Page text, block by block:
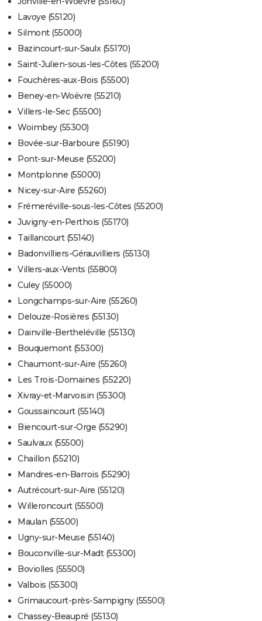
Lavoye (55120)
Silmont (55000)
Bazincourt-sur-Saulx (55170)
Saint-Julien-sous-les-Côtes (55200)
Fouchères-aux-Bois (55500)
Beney-en-Woëvre (55210)
Villers-le-Sec (55500)
Woimbey (55300)
Bovée-sur-Barboure (55190)
Pont-sur-Meuse (55200)
Montplonne (55000)
Nicey-sur-Aire (55260)
Frémeréville-sous-les-Côtes (55200)
Juvigny-en-Perthois (55170)
Taillancourt (55140)
Badonvilliers-Gérauvilliers (55130)
Villers-aux-Vents (55800)
Culey (55000)
Longchamps-sur-Aire (55260)
Delouze-Rosières (55130)
Dainville-Bertheléville (55130)
Bouquemont (55300)
Chaumont-sur-Aire (55260)
Les Trois-Domaines (55220)
Xivray-et-Marvoisin (55300)
Goussaincourt (55140)
Biencourt-sur-Orge (55290)
Saulvaux (55500)
Chaillon (55210)
Mandres-en-Barrois (55290)
Autrécourt-sur-Aire (55120)
Willeroncourt (55500)
Maulan (55500)
Ugny-sur-Meuse (55140)
Bouconville-sur-Madt (55300)
Boviolles (55500)
Valbois (55300)
Grimaucourt-près-Sampigny (55500)
Chassey-Beaupré (55130)